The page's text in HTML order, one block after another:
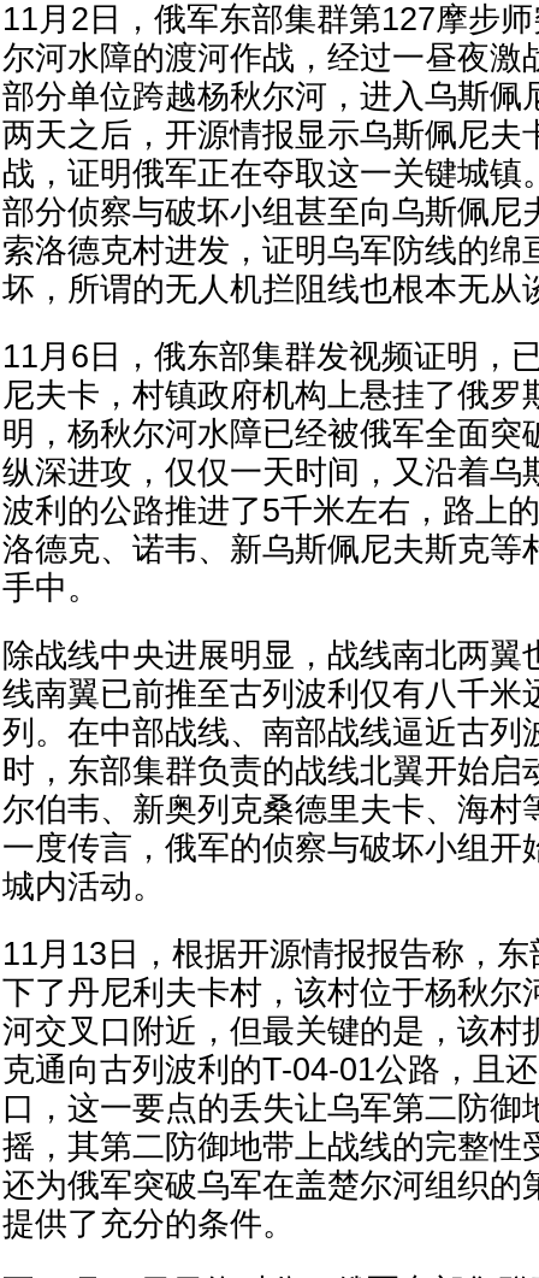
11月2日，俄军东部集群第127摩步
尔河水障的渡河作战，经过一昼夜激
部分单位跨越杨秋尔河，进入乌斯佩
两天之后，开源情报显示乌斯佩尼夫
战，证明俄军正在夺取这一关键城镇
部分侦察与破坏小组甚至向乌斯佩尼
索洛德克村进发，证明乌军防线的绵
坏，所谓的无人机拦阻线也根本无从
11月6日，俄东部集群发视频证明，
尼夫卡，村镇政府机构上悬挂了俄罗
明，杨秋尔河水障已经被俄军全面突
纵深进攻，仅仅一天时间，又沿着乌
波利的公路推进了5千米左右，路
洛德克、诺韦、新乌斯佩尼夫斯克等
手中。
除战线中央进展明显，战线南北两翼
线南翼已前推至古列波利仅有八千米
列。在中部战线、南部战线逼近古列
时，东部集群负责的战线北翼开始启
尔伯韦、新奥列克桑德里夫卡、海村
一度传言，俄军的侦察与破坏小组开
城内活动。
11月13日，根据开源情报报告称，
下了丹尼利夫卡村，该村位于杨秋尔
河交叉口附近，但最关键的是，该村
克通向古列波利的T-04-01公路，且
口，这一要点的丢失让乌军第二防御
摇，其第二防御地带上战线的完整性
还为俄军突破乌军在盖楚尔河组织的
提供了充分的条件。